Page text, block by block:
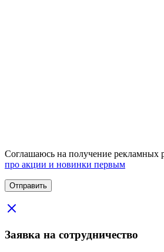
Соглашаюсь на получение рекламных
про акции и новинки первым
Заявка на сотрудничество